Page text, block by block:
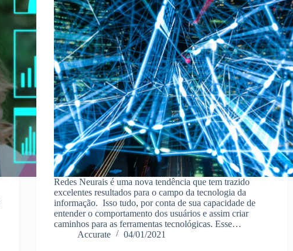
Redes Neurais é uma nova tendência que tem trazido
excelentes resultados para o campo da tecnologia da
informação. Isso tudo, por conta de sua capacidade de
entender o comportamento dos usuários e assim criar
caminhos para as ferramentas tecnológicas. Esse…
Accurate
04/01/2021